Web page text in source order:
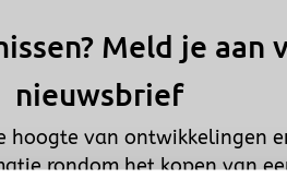
Meld je aan
nieuwsbrief
hoogte van ontwikkelingen
rondom het kopen van